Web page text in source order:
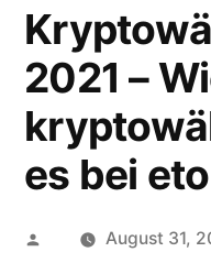
2021 –
es bei
Posted August 31,